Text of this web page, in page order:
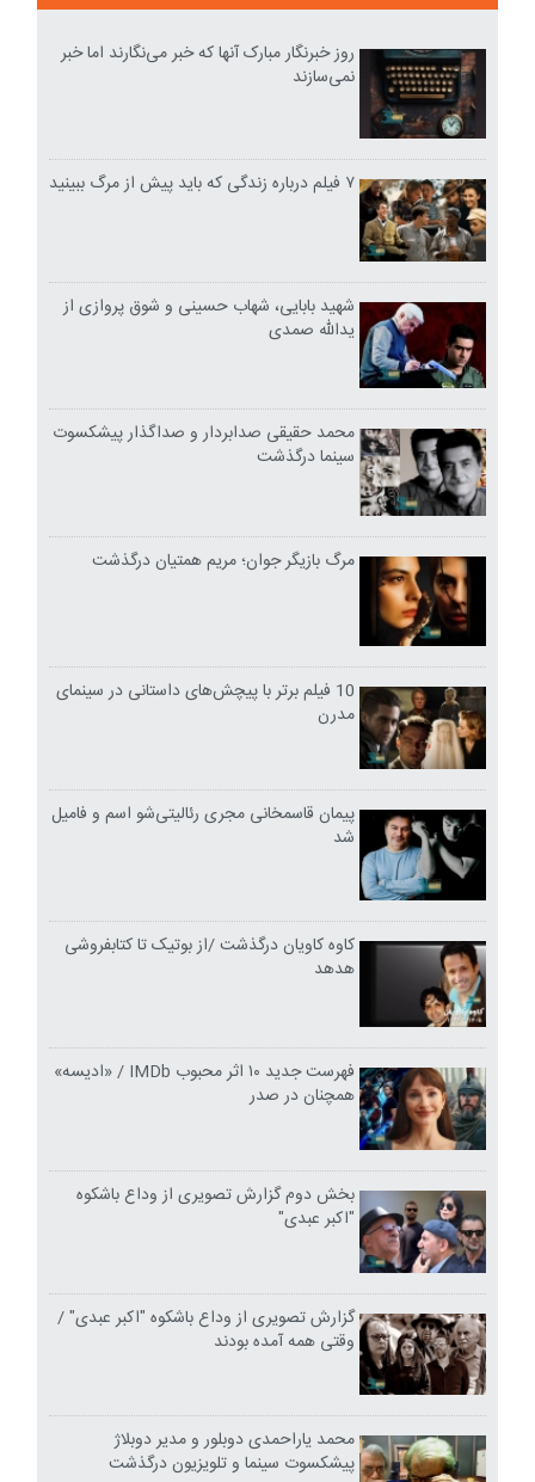
روز خبرنگار مبارک آنها که خبر می‌نگارند اما خبر
نمی‌سازند
۷ فیلم درباره زندگی که باید پیش از مرگ ببینید
شهید بابایی، شهاب حسینی و شوق پروازی از
یدالله صمدی
محمد حقیقی صدابردار و صداگذار پیشکسوت
سینما درگذشت
مرگ بازیگر جوان؛ مریم همتیان درگذشت
10 فیلم برتر با پیچش‌های داستانی در سینمای
مدرن
پیمان قاسمخانی مجری رئالیتی‌شو اسم و فامیل
شد
کاوه کاویان درگذشت /از بوتیک تا کتابفروشی
هدهد
فهرست جدید ۱۰ اثر محبوب IMDb / «ادیسه»
همچنان در صدر
بخش دوم گزارش تصویری از وداع باشکوه
"اکبر عبدی"
گزارش تصویری از وداع باشکوه "اکبر عبدی" /
وقتی همه آمده بودند
محمد یاراحمدی دوبلور و مدیر دوبلاژ
پیشکسوت سینما و تلویزیون درگذشت